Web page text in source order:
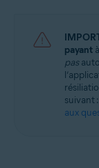
Systèmes
Microsoft
Microsoft
Microsoft
Microsoft
Microsoft
payant
pas
suivant :
aux